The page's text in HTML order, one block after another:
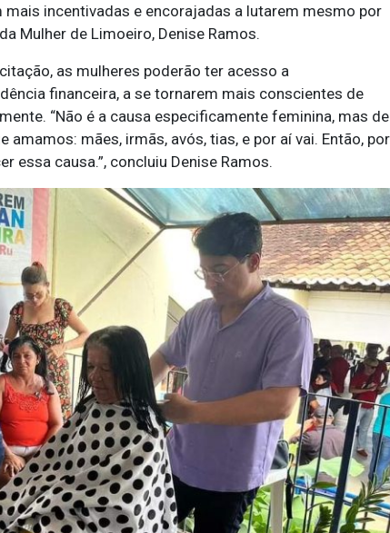
incentivadas e encorajadas a lutarem mesmo por
Mulher de Limoeiro, Denise Ramos.
as mulheres poderão ter acesso a
financeira, a se tornarem mais conscientes de
“Não é a causa especificamente feminina, mas de
mães, irmãs, avós, tias, e por aí vai. Então, por
essa causa.”, concluiu Denise Ramos.